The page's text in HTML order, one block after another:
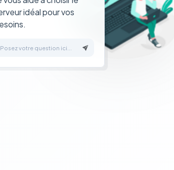
idéal pour vos
Posez votre question ici...